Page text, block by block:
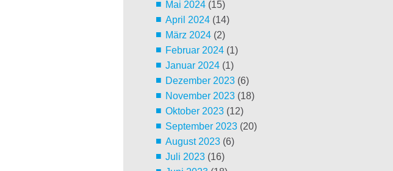
Mai 2024(15)
April 2024(14)
März 2024(2)
Februar 2024(1)
Januar 2024(1)
Dezember 2023(6)
November 2023(18)
Oktober 2023(12)
September 2023(20)
August 2023(6)
Juli 2023(16)